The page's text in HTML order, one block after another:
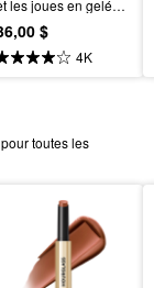
les joues en gelée
teintée rafraîchissante
Jelly
$
4K
toutes les